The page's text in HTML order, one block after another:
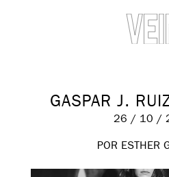
GASPAR J.
26 / 10 /
POR ESTHER